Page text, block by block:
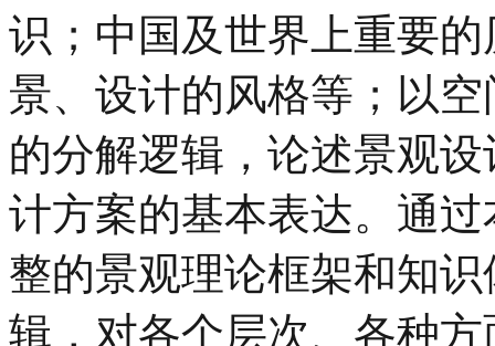
识；中国及世界上重要
景、设计的风格等；以
的分解逻辑，论述景观
计方案的基本表达。通
整的景观理论框架和知
辑，对各个层次、各种